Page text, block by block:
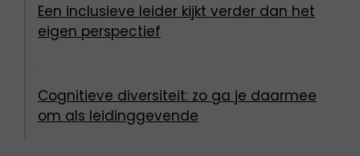
Een inclusieve leider kijkt verder dan het
eigen perspectief
Cognitieve diversiteit: zo ga je daarmee
om als leidinggevende